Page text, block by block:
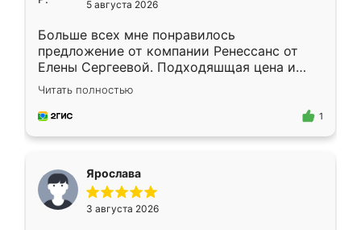
5 августа 2026
Больше всех мне понравилось
предложение от компании Ренессанс от
Елены Сергеевой. Подходяшщая цена и
короткие сроки изготовления. Приехавший
для замера сотрудник Владислав
предложил по моему эскизу самый
Читать полностью
1
Ярослава
3 августа 2026